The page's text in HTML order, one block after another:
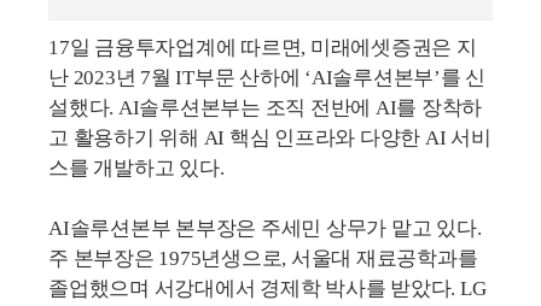
17일 금융투자업계에 따르면, 미래에셋증권은 지
난 2023년 7월 IT부문 산하에 ‘AI솔루션본부’를 신
설했다. AI솔루션본부는 조직 전반에 AI를 장착하
고 활용하기 위해 AI 핵심 인프라와 다양한 AI 서비
스를 개발하고 있다.
AI솔루션본부 본부장은 주세민 상무가 맡고 있다.
주 본부장은 1975년생으로, 서울대 재료공학과를
졸업했으며 서강대에서 경제학 박사를 받았다. LG